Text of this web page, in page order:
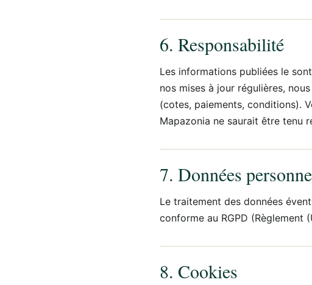
6. Responsabilité
Les informations publiées le
nos mises à jour régulières,
(cotes, paiements, conditions).
Mapazonia ne saurait être tenu
7. Données
Le traitement des données
conforme au RGPD
8. Cookies